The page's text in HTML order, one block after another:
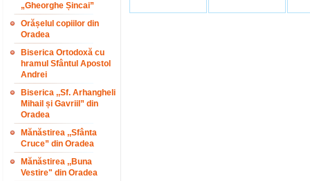
„Gheorghe Șincai”
Orășelul copiilor din
Oradea
Biserica Ortodoxă cu
hramul Sfântul Apostol
Andrei
Biserica ,,Sf. Arhangheli
Mihail și Gavriil” din
Oradea
Mănăstirea ,,Sfânta
Cruce” din Oradea
Mănăstirea ,,Buna
Vestire" din Oradea